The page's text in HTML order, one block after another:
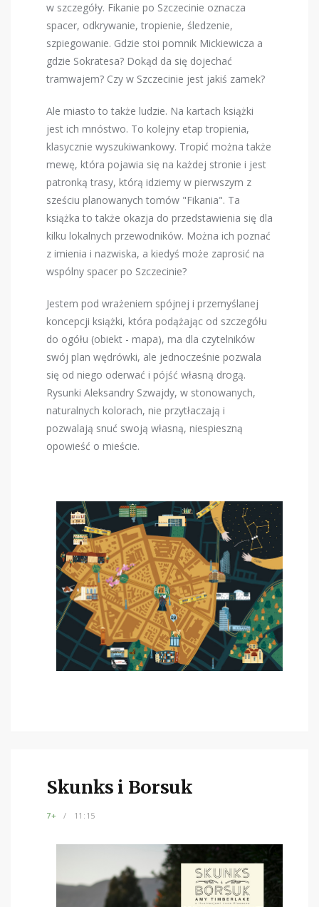
w szczegóły. Fikanie po Szczecinie oznacza
spacer, odkrywanie, tropienie, śledzenie,
szpiegowanie. Gdzie stoi pomnik Mickiewicza a
gdzie Sokratesa? Dokąd da się dojechać
tramwajem? Czy w Szczecinie jest jakiś zamek?
Ale miasto to także ludzie. Na kartach książki
jest ich mnóstwo. To kolejny etap tropienia,
klasycznie wyszukiwankowy. Tropić można także
mewę, która pojawia się na każdej stronie i jest
patronką trasy, którą idziemy w pierwszym z
sześciu planowanych tomów "Fikania". Ta
książka to także okazja do przedstawienia się dla
kilku lokalnych przewodników. Można ich poznać
z imienia i nazwiska, a kiedyś może zaprosić na
wspólny spacer po Szczecinie?
Jestem pod wrażeniem spójnej i przemyślanej
koncepcji książki, która podążając od szczegółu
do ogółu (obiekt - mapa), ma dla czytelników
swój plan wędrówki, ale jednocześnie pozwala
się od niego oderwać i pójść własną drogą.
Rysunki Aleksandry Szwajdy, w stonowanych,
naturalnych kolorach, nie przytłaczają i
pozwalają snuć swoją własną, niespieszną
opowieść o mieście.
Skunks i Borsuk
7+ 11:15